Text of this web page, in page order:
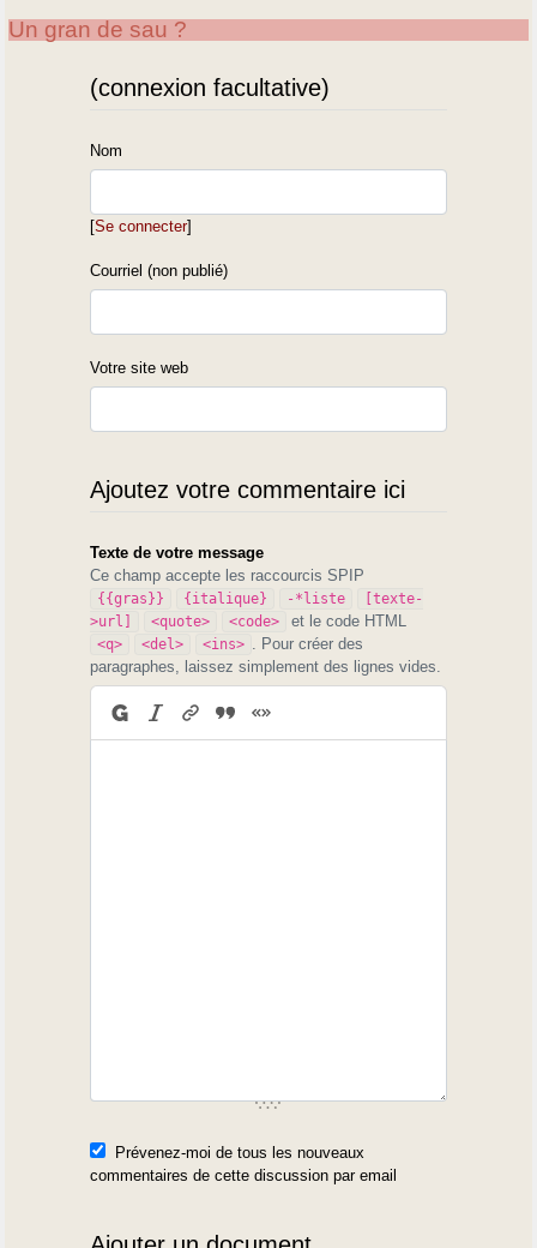
Un gran de sau ?
(connexion facultative)
Nom
[Se connecter]
Courriel (non publié)
Votre site web
Ajoutez votre commentaire ici
Texte de votre message
Ce champ accepte les raccourcis SPIP
{{gras}} {italique} -*liste
[texte-
>url]
<quote> <code> et le code HTML
<q> <del> <ins>
. Pour créer des
paragraphes, laissez simplement des lignes vides.
Prévenez-moi de tous les nouveaux
commentaires de cette discussion par email